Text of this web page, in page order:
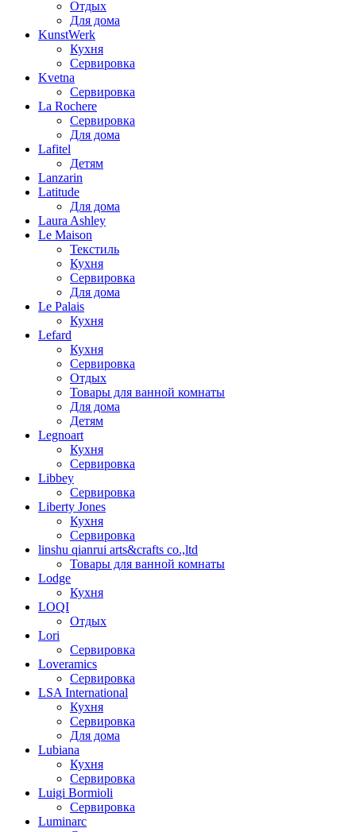
Отдых
Для дома
KunstWerk
Кухня
Сервировка
Kvetna
Сервировка
La Rochere
Сервировка
Для дома
Lafitel
Детям
Lanzarin
Latitude
Для дома
Laura Ashley
Le Maison
Текстиль
Кухня
Сервировка
Для дома
Le Palais
Кухня
Lefard
Кухня
Сервировка
Отдых
Товары для ванной комнаты
Для дома
Детям
Legnoart
Кухня
Сервировка
Libbey
Сервировка
Liberty Jones
Кухня
Сервировка
linshu qianrui arts&crafts co.,ltd
Товары для ванной комнаты
Lodge
Кухня
LOQI
Отдых
Lori
Сервировка
Loveramics
Сервировка
LSA International
Кухня
Сервировка
Для дома
Lubiana
Кухня
Сервировка
Luigi Bormioli
Сервировка
Luminarc